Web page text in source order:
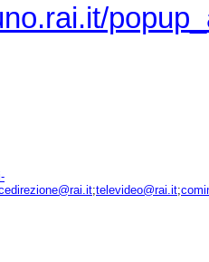
;televideo@rai.it;